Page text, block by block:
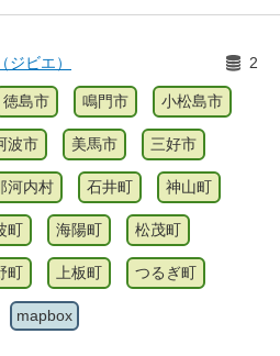
ビエ）
2
徳島市 鳴門市 小松島市
波市 美馬市 三好市
河内村 石井町 神山町
町 海陽町 松茂町
町 上板町 つるぎ町
mapbox